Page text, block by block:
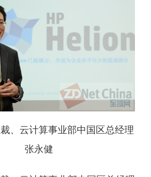
、云计算事业部中国区总经理
张永健